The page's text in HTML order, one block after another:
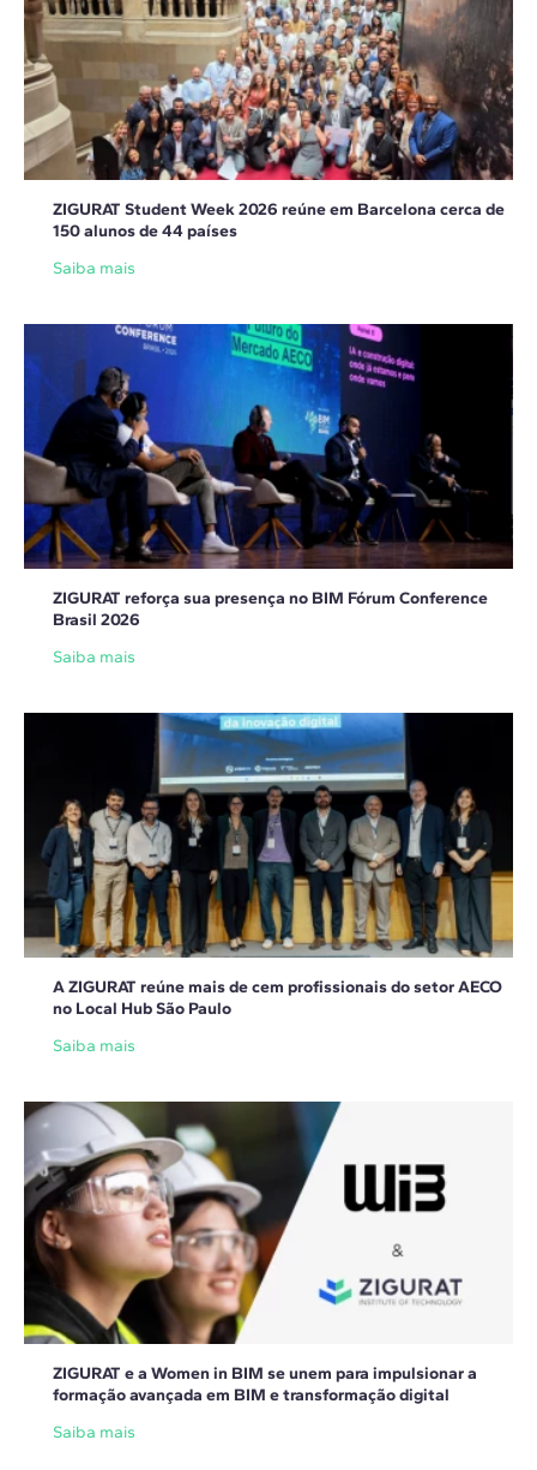
ZIGURAT Student Week 2026 reúne em Barcelona cerca de
150 alunos de 44 países
Saiba mais
ZIGURAT reforça sua presença no BIM Fórum Conference
Brasil 2026
Saiba mais
A ZIGURAT reúne mais de cem profissionais do setor AECO
no Local Hub São Paulo
Saiba mais
ZIGURAT e a Women in BIM se unem para impulsionar a
formação avançada em BIM e transformação digital
Saiba mais